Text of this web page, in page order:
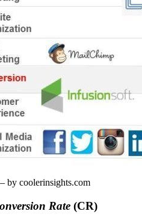
by coolerinsights.com
Rate (CR)